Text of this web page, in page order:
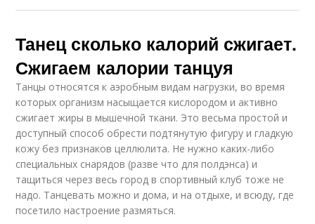
Танец сколько калорий сжигает.
Сжигаем калории танцуя
Танцы относятся к аэробным видам нагрузки, во время
которых организм насыщается кислородом и активно
сжигает жиры в мышечной ткани. Это весьма простой и
доступный способ обрести подтянутую фигуру и гладкую
кожу без признаков целлюлита. Не нужно каких-либо
специальных снарядов (разве что для полдэнса) и
тащиться через весь город в спортивный клуб тоже не
надо. Танцевать можно и дома, и на отдыхе, и всюду, где
посетило настроение размяться.